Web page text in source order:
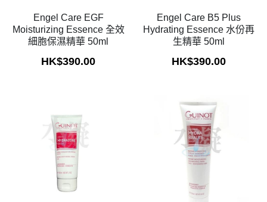
Engel Care EGF
Moisturizing Essence 全效
細胞保濕精華 50ml
HK$390.00
Engel Care B5 Plus
Hydrating Essence 水份再
生精華 50ml
HK$390.00